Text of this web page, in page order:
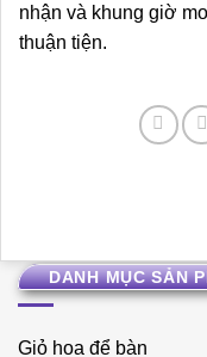
DANH MỤC SẢN
Giỏ hoa để bàn
nhận và khung giờ
thuận tiện.